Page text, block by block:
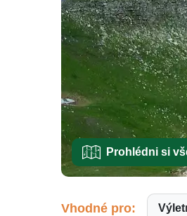
Prohlédni si
Vhodné pro: